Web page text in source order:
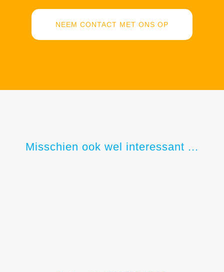
NEEM CONTACT MET ONS OP
Misschien ook wel interessant ...